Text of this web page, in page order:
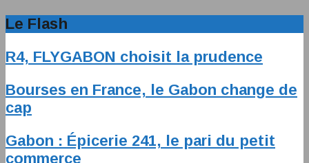
Le Flash
R4, FLYGABON choisit la prudence
Bourses en France, le Gabon change de
cap
Gabon : Épicerie 241, le pari du petit
commerce